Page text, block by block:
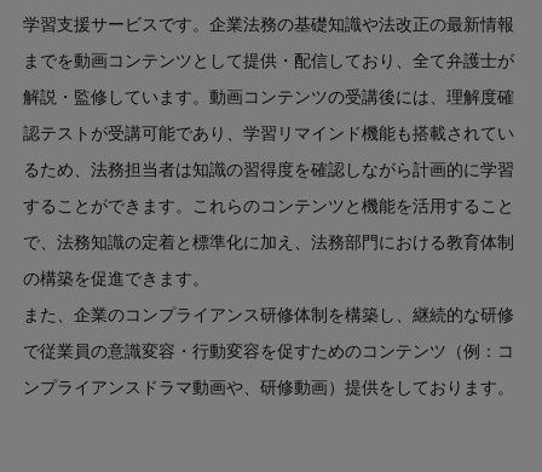
学習支援サービスです。企業法務の基礎知識や法改正の最新情報
までを動画コンテンツとして提供・配信しており、全て弁護士が
解説・監修しています。動画コンテンツの受講後には、理解度確
認テストが受講可能であり、学習リマインド機能も搭載されてい
るため、法務担当者は知識の習得度を確認しながら計画的に学習
することができます。これらのコンテンツと機能を活用すること
で、法務知識の定着と標準化に加え、法務部門における教育体制
の構築を促進できます。
また、企業のコンプライアンス研修体制を構築し、継続的な研修
で従業員の意識変容・行動変容を促すためのコンテンツ（例：コ
ンプライアンスドラマ動画や、研修動画）提供をしております。